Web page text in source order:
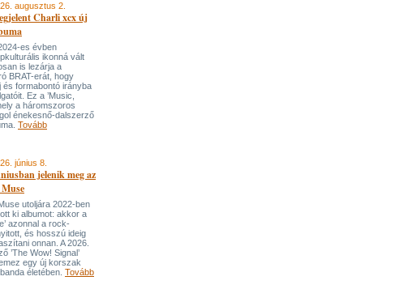
augusztus 2.
Charli xcx új
es évben
ikonná vált
is lezárja a
BRAT-erát, hogy
és formabontó irányba
Ez a ’Music,
a háromszoros
énekesnő-dalszerző
Tovább
június 8.
jelenik meg az
utoljára 2022-ben
ki albumot: akkor a
azonnal a rock-
és hosszú ideig
onnan. A 2026.
’The Wow! Signal’
egy új korszak
életében. Tovább